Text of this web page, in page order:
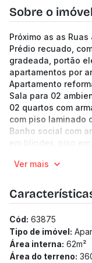
Sobre o imóvel
Próximo as as
Prédio recuado,
gradeada, portão
apartamentos por
Apartamento
Sala para 02
02 quartos com
com piso laminado
Banho social com
em blindex, piso em
Área de serviço
Solicitamos a
Ver mais
Cód: 63875
Tipo de imóvel:
Área interna: 62m²
Área do terreno: